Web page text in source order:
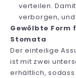
verteilen.
verborgen,
Gewölbte Form
Stomata
Der einteilige
ist mit zwei
erhältlich,